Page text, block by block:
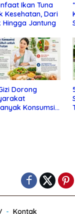
Ikan Tuna
Kesehatan, Dari
Hingga Jantung
Dorong
Konsumsi
Kontak